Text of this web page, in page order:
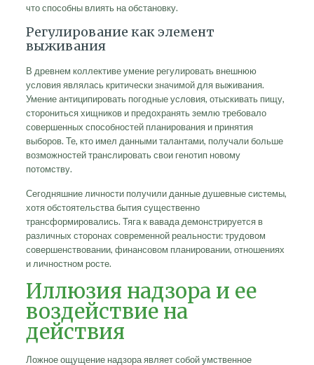
что способны влиять на обстановку.
Регулирование как элемент
выживания
В древнем коллективе умение регулировать внешнюю
условия являлась критически значимой для выживания.
Умение антиципировать погодные условия, отыскивать пищу,
сторониться хищников и предохранять землю требовало
совершенных способностей планирования и принятия
выборов. Те, кто имел данными талантами, получали больше
возможностей транслировать свои генотип новому
потомству.
Сегодняшние личности получили данные душевные системы,
хотя обстоятельства бытия существенно
трансформировались. Тяга к вавада демонстрируется в
различных сторонах современной реальности: трудовом
совершенствовании, финансовом планировании, отношениях
и личностном росте.
Иллюзия надзора и ее
воздействие на
действия
Ложное ощущение надзора являет собой умственное